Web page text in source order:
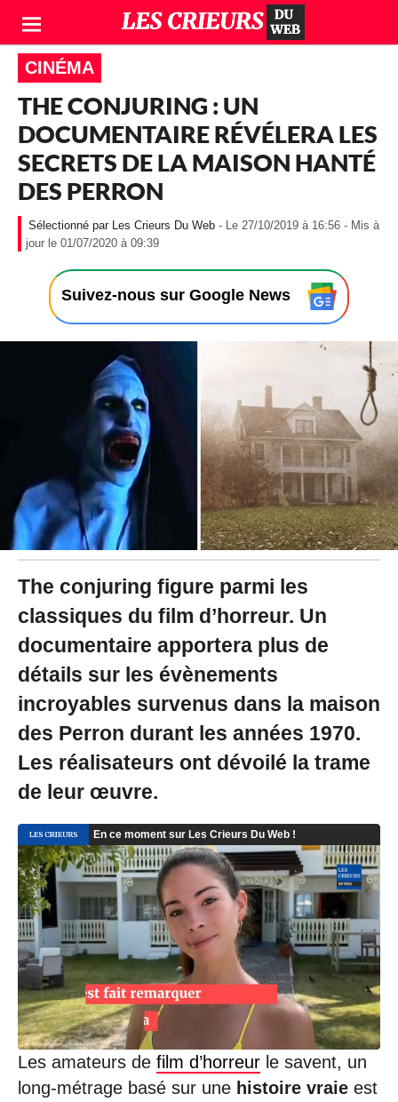
CINÉMA
THE CONJURING : UN
DOCUMENTAIRE RÉVÉLERA LES
SECRETS DE LA MAISON HANTÉ
DES PERRON
Les Crieurs Du Web - Le 27/10/2019 à 16:56 - Mis à
jour le 01/07/2020 à 09:39
2
/
1
-
M
i
s
j
o
u
r
l
e
1
/
2
0
2
0
à
0
9
:
3
9
Suivez-nous sur Google News
The conjuring figure parmi les
classiques du film d’horreur. Un
documentaire apportera plus de
détails sur les évènements
incroyables survenus dans la maison
des Perron durant les années 1970.
Les réalisateurs ont dévoilé la trame
de leur œuvre.
Les amateurs de film d’horreur le savent, un
long-métrage basé sur une histoire vraie est